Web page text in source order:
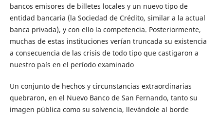
bancos emisores de billetes locales y un nuevo tipo de
entidad bancaria (la Sociedad de Crédito, similar a la actual
banca privada), y con ello la competencia. Posteriormente,
muchas de estas instituciones verían truncada su existencia
a consecuencia de las crisis de todo tipo que castigaron a
nuestro país en el período examinado
Un conjunto de hechos y circunstancias extraordinarias
quebraron, en el Nuevo Banco de San Fernando, tanto su
imagen pública como su solvencia, llevándole al borde